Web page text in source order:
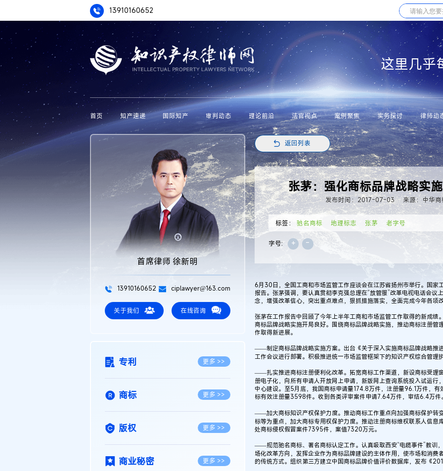
13910160652
这里几乎
首页 知产速递 国际知产 审判动态 理论前沿 法官视点 案例聚焦 实务探讨 律师动
首席律师 徐新明
13910160652 ciplawyer@163.com
关于我们 在线咨询
专利 更多 >>
商标 更多 >>
版权 更多 >>
商业秘密 更多 >>
返回列表
张茅：强化商标品牌战略实
发布时间：2017-07-03 来源：中华
标签： 驰名商标 地理标志 张茅 老字号
字号: + -
6月30日，全国工商和市场监管工作座谈会在江苏省扬州市举行。国家
报告。张茅强调，要认真贯彻李克强总理在“放管服”改革电视电话会议
念，增强改革信心，突出重点难点，狠抓措施落实，全面完成今年各项
张茅在工作报告中回顾了今年上半年工商和市场监管工作取得的新成
商标品牌战略实施开局良好。围绕商标品牌战略实施，推动商标注册管
作取得新进展。
——制定商标品牌战略实施方案。出台《关于深入实施商标品牌战略推
工作会议进行部署。积极推进统一市场监管框架下的知识产权综合管理
——扎实推进商标注册便利化改革。拓宽商标工作渠道，新设商标受理
册电子化，向所有申请人开放网上申请，新版网上查询系统投入试运
中心建设。至5月底，我国商标申请量174.8万件，注册量96.1万件，
标有效注册量3598件。收到各类评审案件申请7.64万件，审结6.4万
——加大商标知识产权保护力度。推动商标工作重点向加强商标保护转
标等为重点，加大商标专用权保护力度。推动注册商标维权联系人信
处商标侵权假冒案件7395件，案值7320万元。
——规范驰名商标、著名商标认定工作。认真吸取西安“电缆事件”教训
场化改革方向，发挥企业作为商标品牌建设的主体作用，使市场和消
的传统方式。组织第三方建立中国商标品牌价值评价数据库，发布《